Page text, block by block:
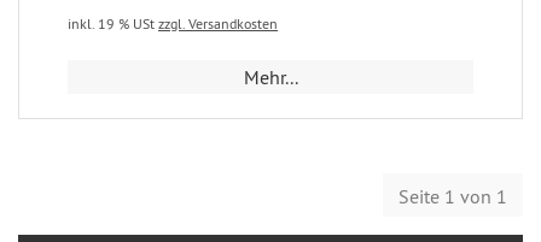
inkl. 19 % USt zzgl. Versandkosten
Mehr...
Seite 1 von 1